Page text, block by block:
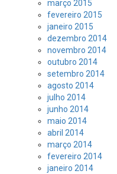
março 2015
fevereiro 2015
janeiro 2015
dezembro 2014
novembro 2014
outubro 2014
setembro 2014
agosto 2014
julho 2014
junho 2014
maio 2014
abril 2014
março 2014
fevereiro 2014
janeiro 2014